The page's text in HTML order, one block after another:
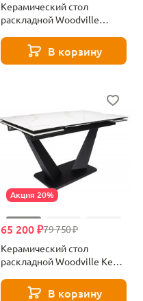
Керамический стол
раскладной Woodville
588030
В корзину
Акция 20%
79 750 ₽
65 200 ₽
Керамический стол
раскладной Woodville Кели
В корзину